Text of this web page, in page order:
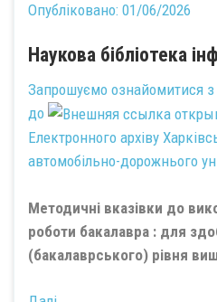
Опубліковано: 01/06/2026
Наукова бібліотека
Запрошуємо ознайомитися
до
Електронного архіву
автомобільно-дорожнього
Методичні вказівки до
роботи бакалавра : для
(бакалаврського) рівня